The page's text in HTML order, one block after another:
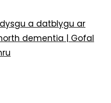
a datblygu ar
dementia | Gofal